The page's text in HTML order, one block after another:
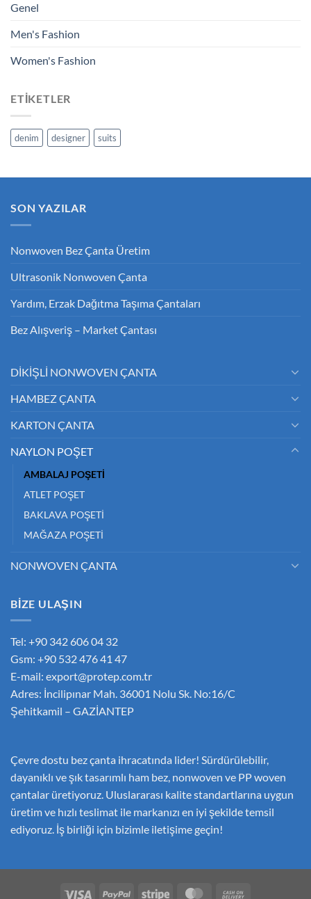
Genel
Men's Fashion
Women's Fashion
ETIKETLER
denim designer suits
SON YAZILAR
Nonwoven Bez Çanta Üretim
Ultrasonik Nonwoven Çanta
Yardım, Erzak Dağıtma Taşıma Çantaları
Bez Alışveriş – Market Çantası
DİKİŞLİ NONWOVEN ÇANTA
HAMBEZ ÇANTA
KARTON ÇANTA
NAYLON POŞET
AMBALAJ POŞETİ
ATLET POŞET
BAKLAVA POŞETİ
MAĞAZA POŞETİ
NONWOVEN ÇANTA
BİZE ULAŞIN
Tel: +90 342 606 04 32
Gsm: +90 532 476 41 47
E-mail: export@protep.com.tr
Adres: İncilipınar Mah. 36001 Nolu Sk. No:16/C
Şehitkamil – GAZİANTEP
Çevre dostu bez çanta ihracatında lider! Sürdürülebilir,
dayanıklı ve şık tasarımlı ham bez, nonwoven ve PP woven
çantalar üretiyoruz. Uluslararası kalite standartlarına uygun
üretim ve hızlı teslimat ile markanızı en iyi şekilde temsil
ediyoruz. İş birliği için bizimle iletişime geçin!